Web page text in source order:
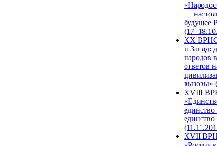
—
будущее
XX ВРНС
и Запад:
народов
ответов
вызовы»
XVIII
единство
единство
XVII